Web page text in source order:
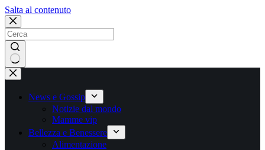
Salta al contenutoSalta
contenuto
Nessun
risultato
News e Gossip
Notizie dal mondo
Mamme vip
Bellezza e Benessere
Alimentazione